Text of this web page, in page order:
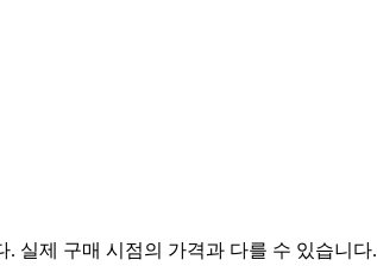
실제 구매 시점의 가격과 다를 수 있습니다.